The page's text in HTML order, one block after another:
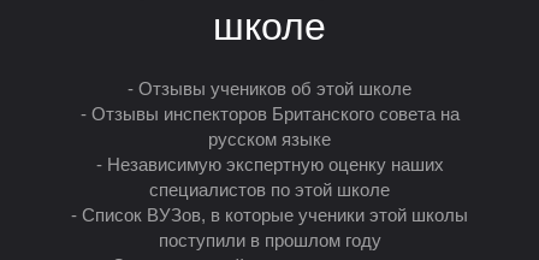
школе
- Отзывы учеников об этой школе
- Отзывы инспекторов Британского совета на
русском языке
- Независимую экспертную оценку наших
специалистов по этой школе
- Список ВУЗов, в которые ученики этой школы
поступили в прошлом году